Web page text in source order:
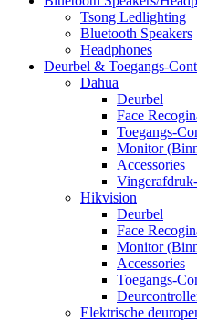
Tsong Ledlighting
Bluetooth Speakers
Headphones
Deurbel & Toegangs-
Dahua
Deurbel
Face
Toegangs-
Monitor
Accessories
Hikvision
Deurbel
Face
Monitor
Accessories
Toegangs-
Elektrische